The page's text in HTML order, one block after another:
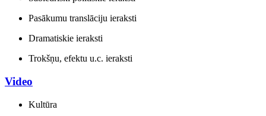
Pasākumu translāciju ieraksti
Dramatiskie ieraksti
Trokšņu, efektu u.c. ieraksti
Video
Kultūra